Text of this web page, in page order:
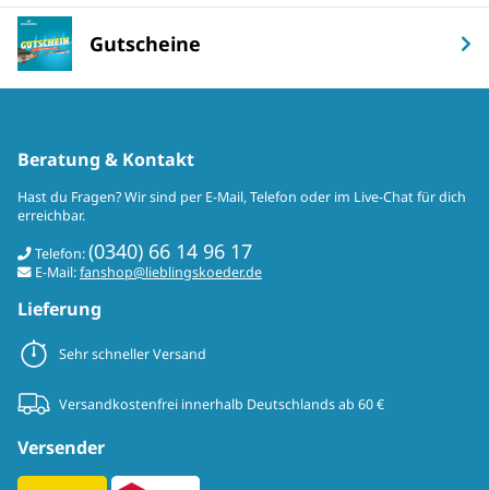
Gutscheine
Beratung & Kontakt
Hast du Fragen? Wir sind per E-Mail, Telefon oder im Live-Chat für dich
erreichbar.
Telefon:(0340) 66 14 96 17
E-Mail:fanshop@lieblingskoeder.de
Lieferung
Sehr schneller Versand
Versandkostenfrei innerhalb Deutschlands ab 60 €
Versender